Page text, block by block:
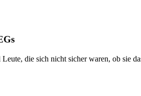
die sich nicht sicher waren, ob sie